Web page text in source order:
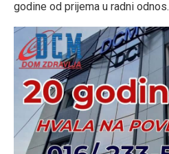
godine od prijema u radni odnos.